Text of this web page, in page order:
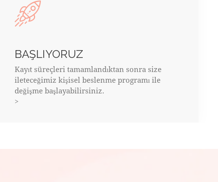
BAŞLIYORUZ
Kayıt süreçleri tamamlandıktan sonra size
ileteceğimiz kişisel beslenme programı ile
değişme başlayabilirsiniz.
>